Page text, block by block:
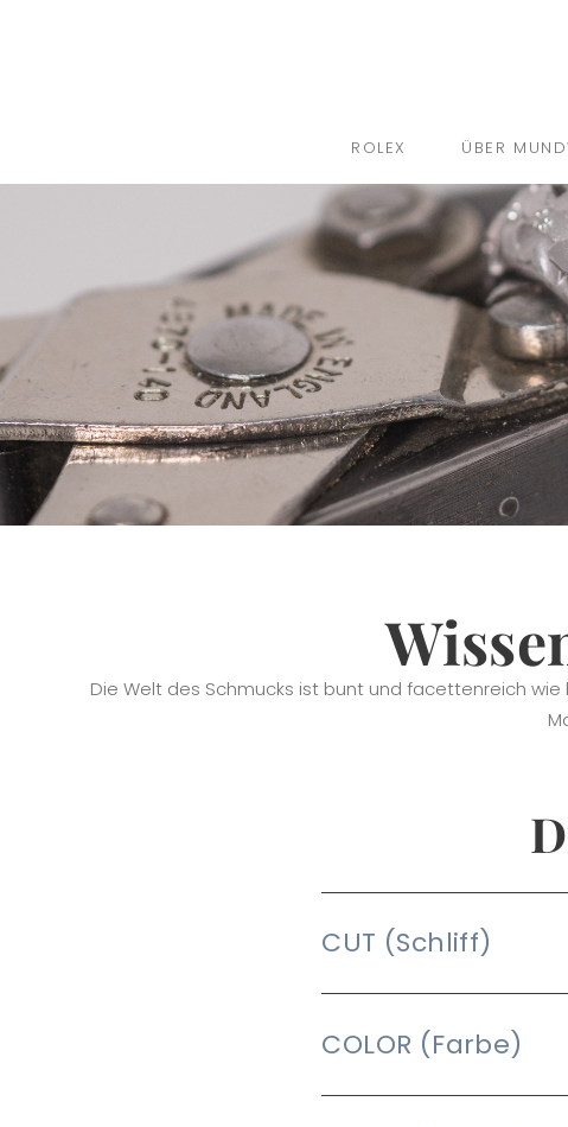
ROLEX ÜBER
Die Welt des Schmucks ist bunt und facettenreich
CUT (Schliff)
COLOR (Farbe)